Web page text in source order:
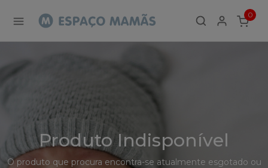
Detalhe
de
Produto
-
Produto
0
ITEMS
Produto Indisponível
O produto que procura encontra-se atualmente esgotado ou